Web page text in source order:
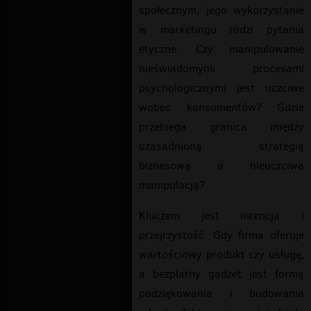
społecznym, jego wykorzystanie
w marketingu rodzi pytania
etyczne. Czy manipulowanie
nieświadomymi procesami
psychologicznymi jest uczciwe
wobec konsumentów? Gdzie
przebiega granica między
uzasadnioną strategią
biznesową a nieuczciwa
manipulacją?
Kluczem jest intencja i
przejrzystość. Gdy firma oferuje
wartościowy produkt czy usługę,
a bezpłatny gadżet jest formą
podziękowania i budowania